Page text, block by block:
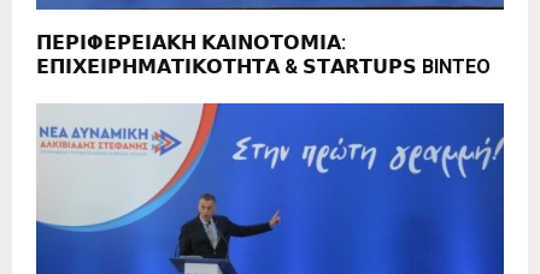
𝝥𝝚𝝦𝝞𝝫𝝚𝝦𝝚𝝞𝝖𝝟𝝜 𝝟𝝖𝝞𝝢𝝤𝝩𝝤𝝡𝝞𝝖:
𝝚𝝥𝝞𝝬𝝚𝝞𝝦𝝜𝝡𝝖𝝩𝝞𝝟𝝤𝝩𝝜𝝩𝝖 & 𝗦𝗧𝗔𝗥𝗧𝗨𝗣𝗦 ΒΙΝΤΕΟ